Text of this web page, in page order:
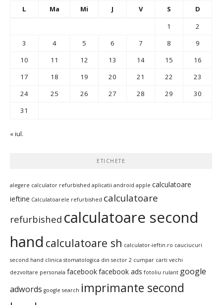
L
Ma Mi J V S
D
1
2
3
4 5 6 7 8
9
10
11 12 13 14 15
16
17
18 19 20 21 22
23
24
25 26 27 28 29
30
31
« iul.
ETICHETE
alegere calculator refurbished aplicatii android apple calculatoare
ieftine Calculatoarele refurbished calculatoare
refurbished calculatoare second
hand calculatoare sh calculator-ieftin.ro cauciucuri
second hand clinica stomatologica din sector 2 cumpar carti vechi
dezvoltare personala facebookfacebook ads fotoliu rulant google
adwords google search imprimante second